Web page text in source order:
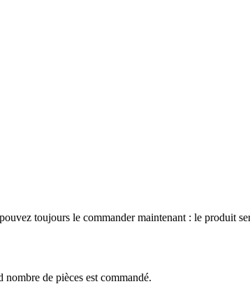
toujours le commander maintenant : le produit
de pièces est commandé.